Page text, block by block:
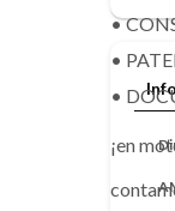
•
•
•
¡en